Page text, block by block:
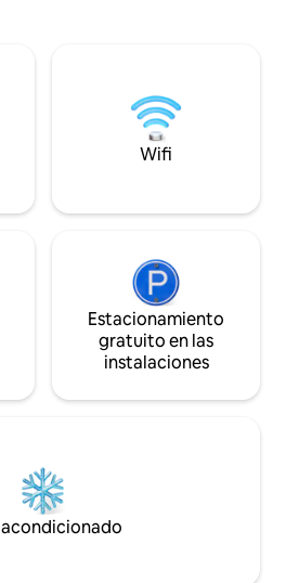
con la
Wifi
Estacionamiento
gratuito en las
instalaciones